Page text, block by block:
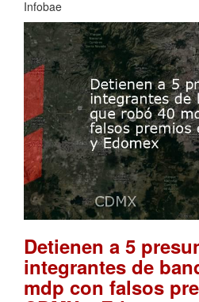
Infobae
Detienen a 5
integrantes de
mdp con falsos